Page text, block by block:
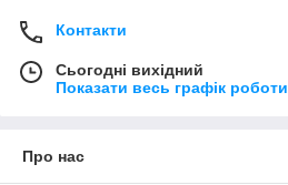
Контакти
Сьогодні вихідний
Показати весь графік роботи
Про нас